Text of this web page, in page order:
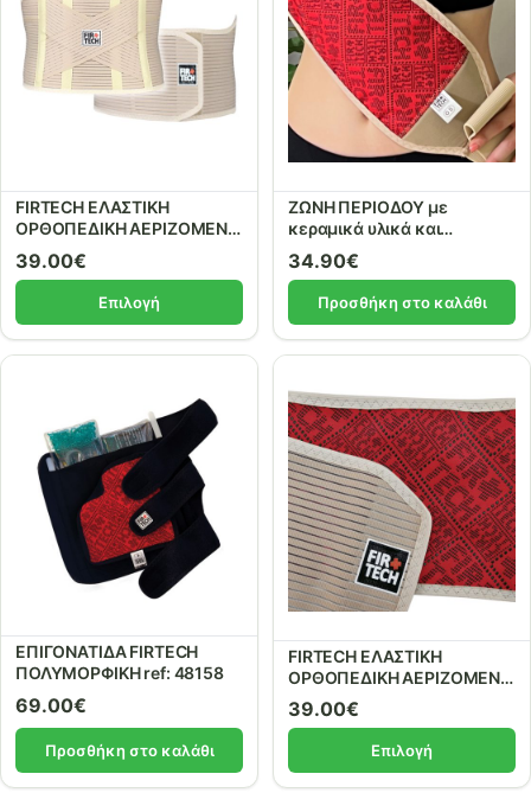
FIRTECH ΕΛΑΣΤΙΚΗ
ΟΡΘΟΠΕΔΙΚΗ ΑΕΡΙΖΟΜΕΝΗ
ΖΩΝΗ ΟΣΦΥΟΣ LUMBOSTAT
4 μπανέλες και ενίσχυση
τύπου Χ REF: 95042 Beige
39.00€
Επιλογή
ΖΩΝΗ ΠΕΡΙΟΔΟΥ με
κεραμικά υλικά και
μέταλλα. REF: 65010
34.90€
Προσθήκη στο καλάθι
ΕΠΙΓΟΝΑΤΙΔΑ FIRTECH
ΠΟΛΥΜΟΡΦΙΚΗ ref: 48158
69.00€
Προσθήκη στο καλάθι
FIRTECH ΕΛΑΣΤΙΚΗ
ΟΡΘΟΠΕΔΙΚΗ ΑΕΡΙΖΟΜΕΝΗ
ΖΩΝΗ ΟΣΦΥΟΣ 16εκ. ΜΕ
ΚΕΡΑΜΙΚΑ ΥΛΙΚΑ ΚΑΙ
ΜΕΤΑΛΛΑ REF 95020 Beige
39.00€
Επιλογή